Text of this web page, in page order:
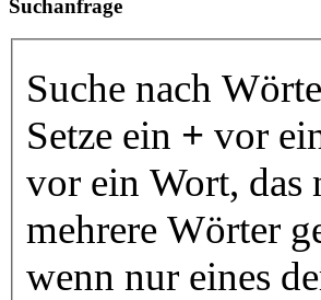
Suchanfrage
Suche nach
Setze ein + vor
vor ein Wort, das
mehrere Wörter
wenn nur eines